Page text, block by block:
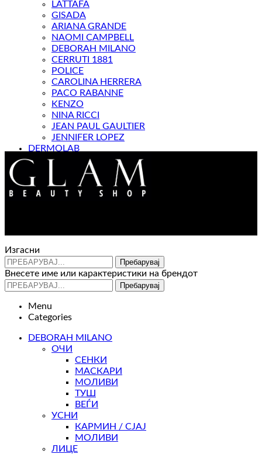
LATTAFA
GISADA
ARIANA GRANDE
NAOMI CAMPBELL
DEBORAH MILANO
CERRUTI 1881
POLICE
CAROLINA HERRERA
PACO RABANNE
KENZO
NINA RICCI
JEAN PAUL GAULTIER
JENNIFER LOPEZ
DERMOLAB
МАГАЗИН
Изгасни
Пребарувај
Внесете име или карактеристики на брендот
Пребарувај
Menu
Categories
DEBORAH MILANO
ОЧИ
СЕНКИ
МАСКАРИ
МОЛИВИ
ТУШ
ВЕЃИ
УСНИ
КАРМИН / СЈАЈ
МОЛИВИ
ЛИЦЕ